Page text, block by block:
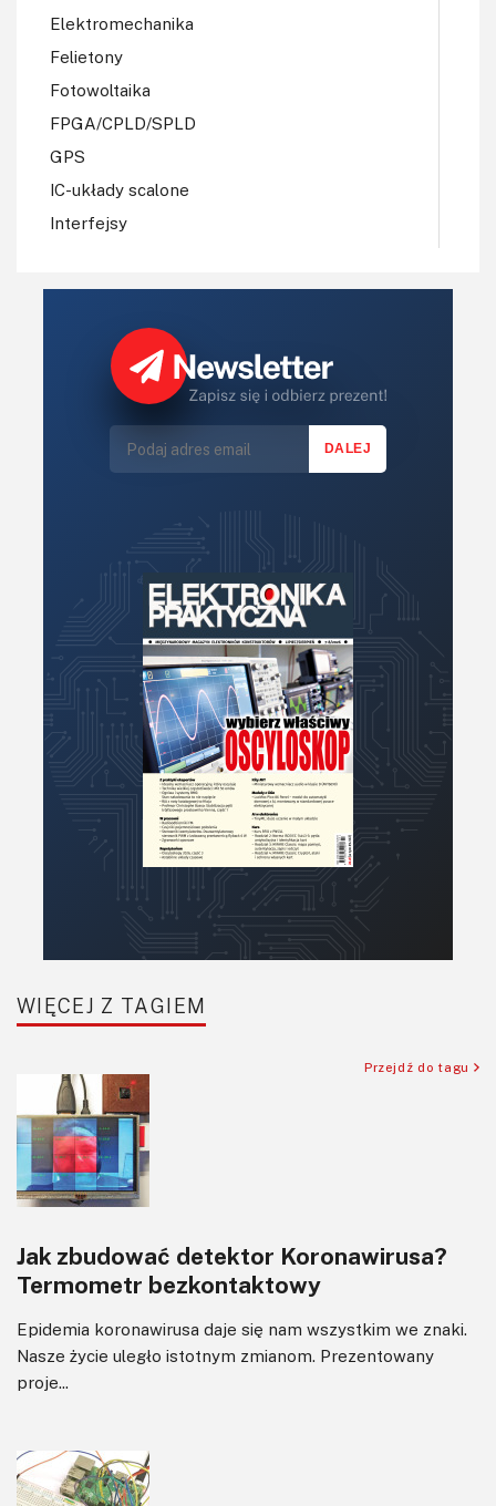
Elektromechanika
Felietony
Fotowoltaika
FPGA/CPLD/SPLD
GPS
IC-układy scalone
Interfejsy
Koła Naukowe
LED/LCD/OLED
Mechatronika
Optoelektronika
PCB/Montaż
Podstawy elektroniki
Podzespoły bierne
Półprzewodniki
Pomiary i testy
Projektowanie
Sensory
Software
Sterowanie
Transformatory
Tranzystory
Wzmacniacze
Zasilanie
WIĘCEJ Z TAGIEM
Przejdź do tagu
Jak zbudować detektor Koronawirusa?
Termometr bezkontaktowy
Epidemia koronawirusa daje się nam wszystkim we znaki.
Nasze życie uległo istotnym zmianom. Prezentowany
proje...